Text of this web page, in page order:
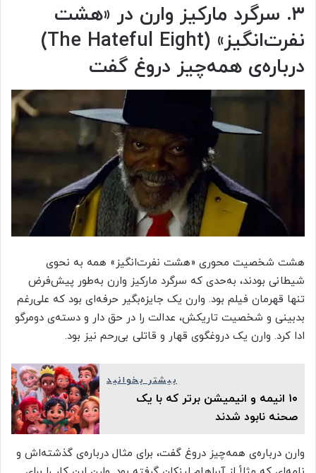
۳. سرگرد مارکیز وارن در «هشت
نفرت‌انگیز» (The Hateful Eight)
درباره‌ی همه‌چیز دروغ گفت
هشت شخصیت محوری «هشت نفرت‌انگیز» همه به نحوی
شیطانی بودند، به‌حدی که سرگرد مارکیز وارن به‌طور پیش‌فرض
تنها قهرمان فیلم بود. وارن یک جایزه‌بگیر حرفه‌ای بود که علی‌رغم
بدبینی و شخصیت تاریکش، عدالت را در حق دار و دسته‌ی دومرگو
ادا کرد. وارن یک دروغگوی قهار و قاتلی بی‌رحم نیز بود.
بیشتر بخوانید
۱۰ انیمه و انیمیشن برتر که با یک
صحنه نابود شدند
وارن درباره‌ی همه‌چیز دروغ گفت، برای مثال درباره‌ی گذشته‌اش و